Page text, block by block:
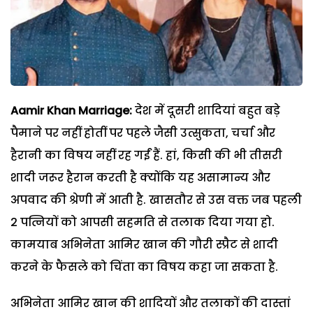
Aamir Khan Marriage:देश में दूसरी शादियां बहुत बड़े
पैमाने पर नहीं होतीं पर पहले जैसी उत्सुकता, चर्चा और
हैरानी का विषय नहीं रह गईं हैं. हां, किसी की भी तीसरी
शादी जरूर हैरान करती है क्योंकि यह असामान्य और
अपवाद की श्रेणी में आती है. खासतौर से उस वक्त जब पहली
2 पत्नियों को आपसी सहमति से तलाक दिया गया हो.
कामयाब अभिनेता आमिर खान की गौरी स्प्रैट से शादी
करने के फैसले को चिंता का विषय कहा जा सकता है.
अभिनेता आमिर खान की शादियों और तलाकों की दास्तां